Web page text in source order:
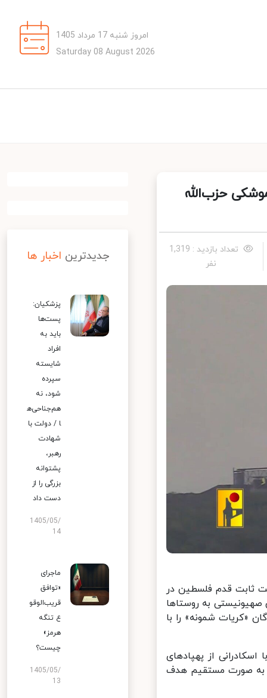
امروز شنبه 17 مرداد 1405
Saturday 08 August 2026
حزب‌الله
تعداد بازدید : 1,319
نفر
ثابت قدم فلسطین در
به روستاها
«حناویه» جنوب لبنان، مقر تیپ ۷۶۹ در پادگان «کریات شمونه» را با
از پهپادهای
به صورت مستقیم هدف
جدیدترین اخبار ها
پزشکیان:
پست‌ها
باید به
افراد
شایسته
سپرده
شود، نه
هم‌جناحی‌ه
ا / دولت با
شهادت
رهبر،
پشتوانه
بزرگی را از
دست داد
1405/05/
14
ماجرای
«توافق
قریب‌الوقو
ع تنگه
هرمز»
چیست؟
1405/05/
13